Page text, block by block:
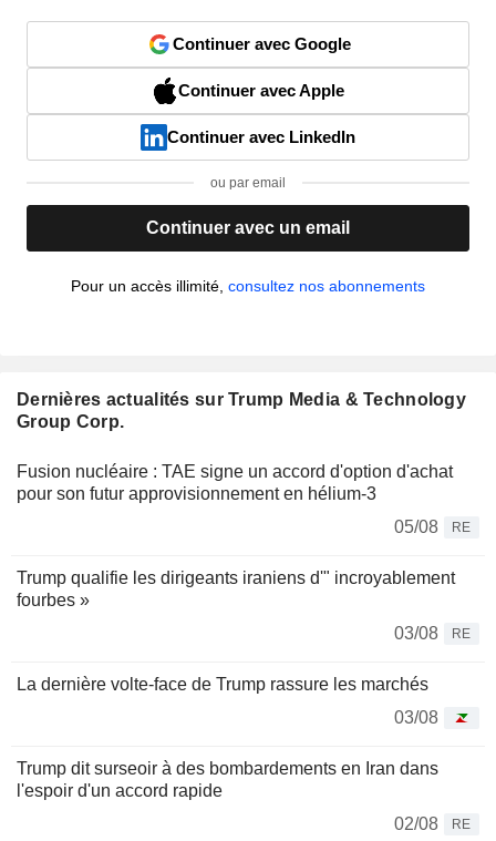
Continuer avec Google
Continuer avec Apple
Continuer avec LinkedIn
ou par email
Continuer avec un email
Pour un accès illimité, consultez nos abonnements
Dernières actualités sur Trump Media & Technology
Group Corp.
Fusion nucléaire : TAE signe un accord d'option d'achat
pour son futur approvisionnement en hélium-3
05/08
RE
Trump qualifie les dirigeants iraniens d'" incroyablement
fourbes »
03/08
RE
La dernière volte-face de Trump rassure les marchés
03/08
Trump dit surseoir à des bombardements en Iran dans
l'espoir d'un accord rapide
02/08
RE